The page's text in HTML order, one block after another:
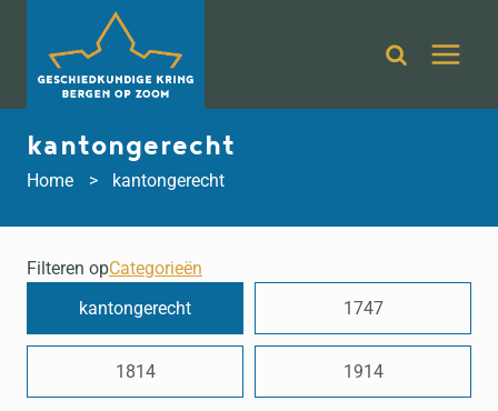
inhoud
kantongerecht
Home kantongerecht
Filteren opCategorieën
kantongerecht
1747
1814 1914